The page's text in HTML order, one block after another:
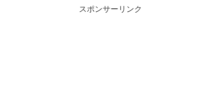
スポンサーリンク